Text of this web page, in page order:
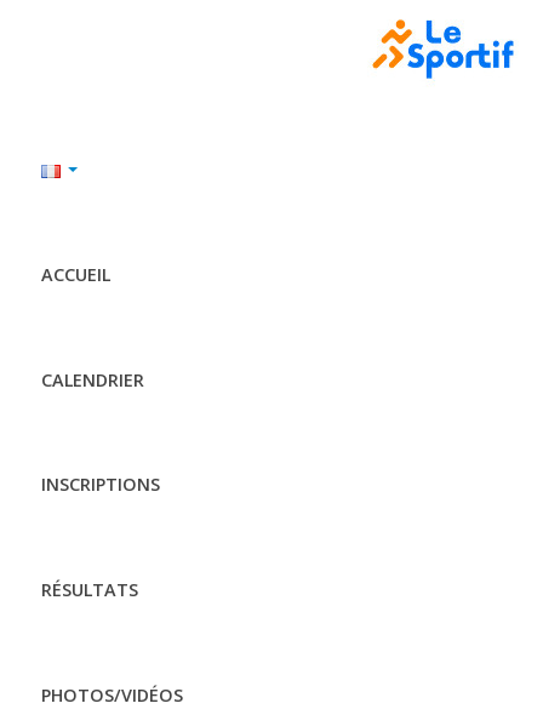
ACCUEIL
CALENDRIER
INSCRIPTIONS
RÉSULTATS
PHOTOS/VIDÉOS